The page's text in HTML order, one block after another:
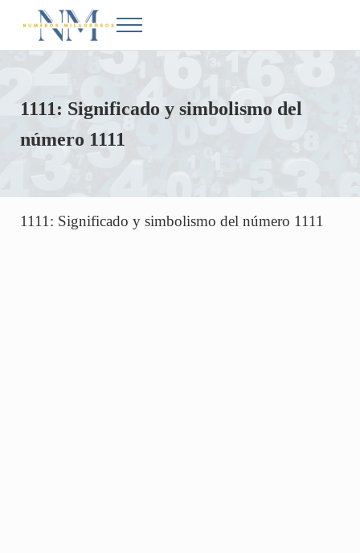
Saltar al contenido principal
Skip to after header navigation
Skip to site footer
Números Milagrosos
Conoce el significado de los números en la Biblia
Menu
1111: Significado y simbolismo del
número 1111
1111: Significado y simbolismo del número 1111